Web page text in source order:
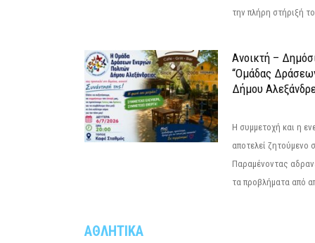
την πλήρη στήριξή
Ανοικτή –
“Ομάδας
Δήμου
Η συμμετοχή και η
αποτελεί ζητούμενο
Παραμένοντας
τα προβλήματα από
ΑΘΛΗΤΙΚΑ